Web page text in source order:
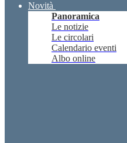
Novità
Panoramica
Le notizie
Le circolari
Calendario eventi
Albo online